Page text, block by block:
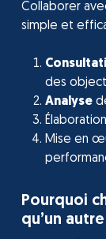
Collaborer
simple et
des
Analyse
Mise en
Pourquoi
qu’un